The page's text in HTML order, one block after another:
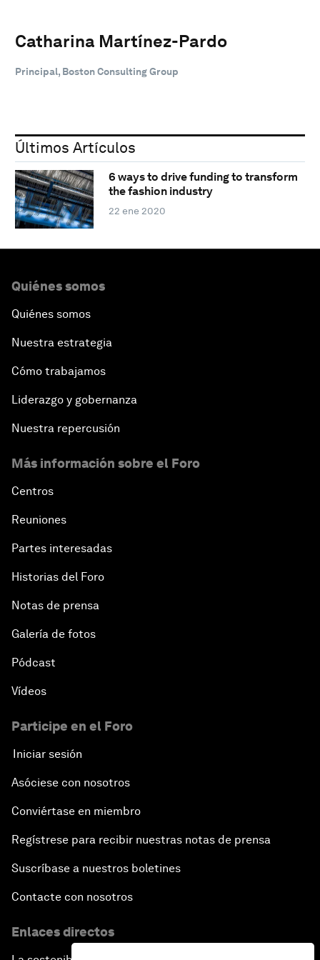
Catharina Martínez-Pardo
Principal, Boston Consulting Group
Últimos Artículos
6 ways to drive funding to transform
the fashion industry
22 ene 2020
Quiénes somos
Quiénes somos
Nuestra estrategia
Cómo trabajamos
Liderazgo y gobernanza
Nuestra repercusión
Más información sobre el Foro
Centros
Reuniones
Partes interesadas
Historias del Foro
Notas de prensa
Galería de fotos
Pódcast
Vídeos
Participe en el Foro
Iniciar sesión
Asóciese con nosotros
Conviértase en miembro
Regístrese para recibir nuestras notas de prensa
Suscríbase a nuestros boletines
Contacte con nosotros
Enlaces directos